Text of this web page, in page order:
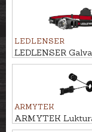
LEDLENSER
LEDLENSER
H3,2
ARMYTEK
ARMYTEK
magnētu MRS-1